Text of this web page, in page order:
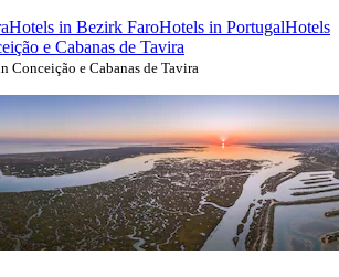
Hotels in Bezirk FaroHotels in PortugalHotels
e Cabanas de Tavira
Conceição e Cabanas de Tavira